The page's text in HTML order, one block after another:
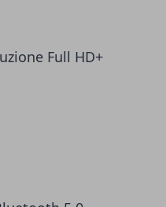
Full HD+